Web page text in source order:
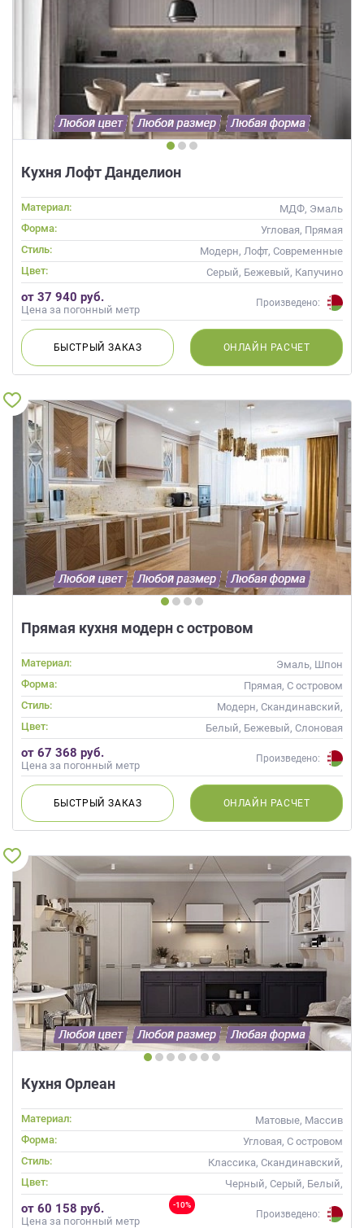
Кухня Лофт Данделион
Материал:
МДФ, Эмаль
Форма:
Угловая, Прямая
Стиль:
Модерн, Лофт, Современные
Цвет:
Серый, Бежевый, Капучино
от 37 940 руб.
Цена за погонный метр
Произведено:
БЫСТРЫЙЗАКАЗ ОНЛАЙН РАСЧЕТ
Прямая кухня модерн с островом
Материал:
Эмаль, Шпон
Форма:
Прямая, С островом
Стиль:
Модерн, Скандинавский,
Неоклассика, Современные
Цвет:
Белый, Бежевый, Слоновая
кость, Кремовый, Коричневый,
Капучино
от 67 368 руб.
Цена за погонный метр
Произведено:
БЫСТРЫЙЗАКАЗ ОНЛАЙН РАСЧЕТ
Кухня Орлеан
Материал:
Матовые, Массив
Форма:
Угловая, С островом
Стиль:
Классика, Скандинавский,
Неоклассика
Цвет:
Черный, Серый, Белый,
Слоновая кость
-10%
от 60 158 руб.
Цена за погонный метр
Произведено: